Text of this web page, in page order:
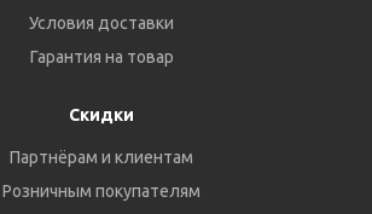
Условия доставки
Гарантия на товар
Скидки
Партнёрам и клиентам
Розничным покупателям